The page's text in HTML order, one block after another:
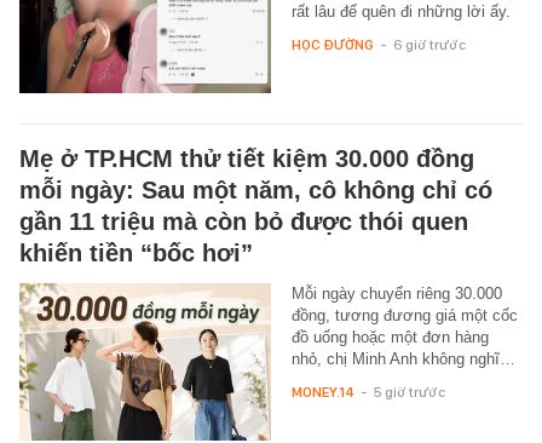
rất lâu để quên đi những lời ấy.
HỌC ĐƯỜNG - 6 giờ trước
Mẹ ở TP.HCM thử tiết kiệm 30.000 đồng
mỗi ngày: Sau một năm, cô không chỉ có
gần 11 triệu mà còn bỏ được thói quen
khiến tiền “bốc hơi”
Mỗi ngày chuyển riêng 30.000
đồng, tương đương giá một cốc
đồ uống hoặc một đơn hàng
nhỏ, chị Minh Anh không nghĩ…
MONEY.14 - 5 giờ trước